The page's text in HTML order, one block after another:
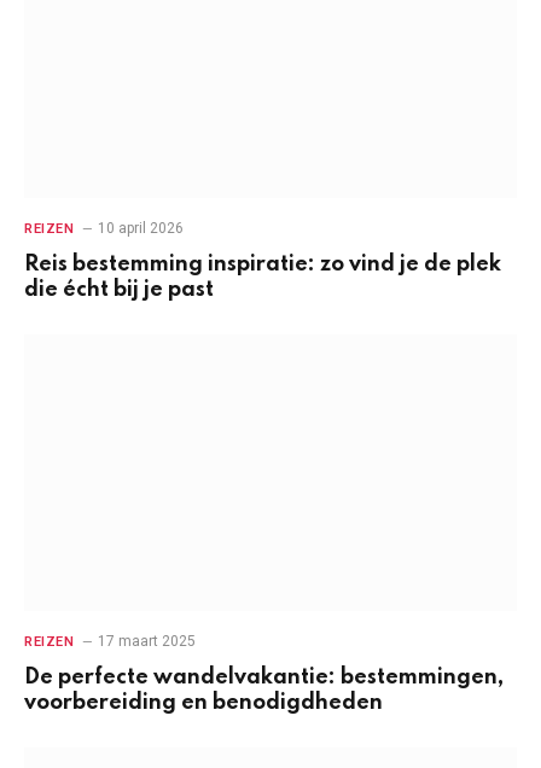
REIZEN 10 april 2026
Reis bestemming inspiratie: zo vind je de plek
die écht bij je past
REIZEN 17 maart 2025
De perfecte wandelvakantie: bestemmingen,
voorbereiding en benodigdheden